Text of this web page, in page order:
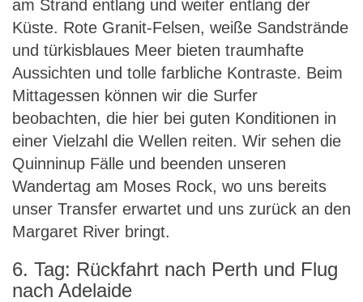
am Strand entlang und weiter entlang der
Küste. Rote Granit-Felsen, weiße Sandstrände
und türkisblaues Meer bieten traumhafte
Aussichten und tolle farbliche Kontraste. Beim
Mittagessen können wir die Surfer
beobachten, die hier bei guten Konditionen in
einer Vielzahl die Wellen reiten. Wir sehen die
Quinninup Fälle und beenden unseren
Wandertag am Moses Rock, wo uns bereits
unser Transfer erwartet und uns zurück an den
Margaret River bringt.
6. Tag: Rückfahrt nach Perth und Flug
nach Adelaide